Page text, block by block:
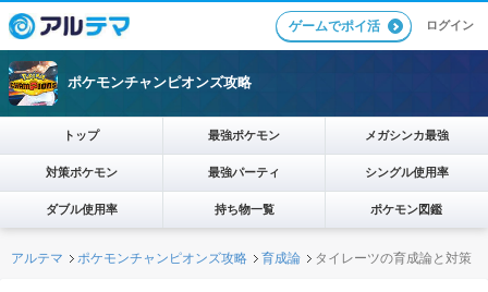
ゲームでポイ活 ログイン
ポケモンチャンピオンズ攻略
トップ 最強ポケモン メガシンカ最強
対策ポケモン 最強パーティ シングル使用率
ダブル使用率 持ち物一覧 ポケモン図鑑
アルテマ ポケモンチャンピオンズ攻略 育成論 タイレーツの育成論と対策